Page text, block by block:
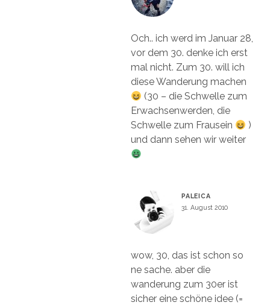
Och.. ich werd im Januar 28,
vor dem 30. denke ich erst
mal nicht. Zum 30. will ich
diese Wanderung machen
(30 – die Schwelle zum
Erwachsenwerden, die
Schwelle zum Frausein
)
und dann sehen wir weiter
PALEICA
31. August 2010
wow, 30, das ist schon so
ne sache. aber die
wanderung zum 30er ist
sicher eine schöne idee (=